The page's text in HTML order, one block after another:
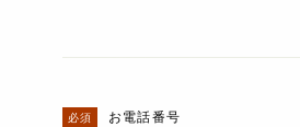
お電話番号